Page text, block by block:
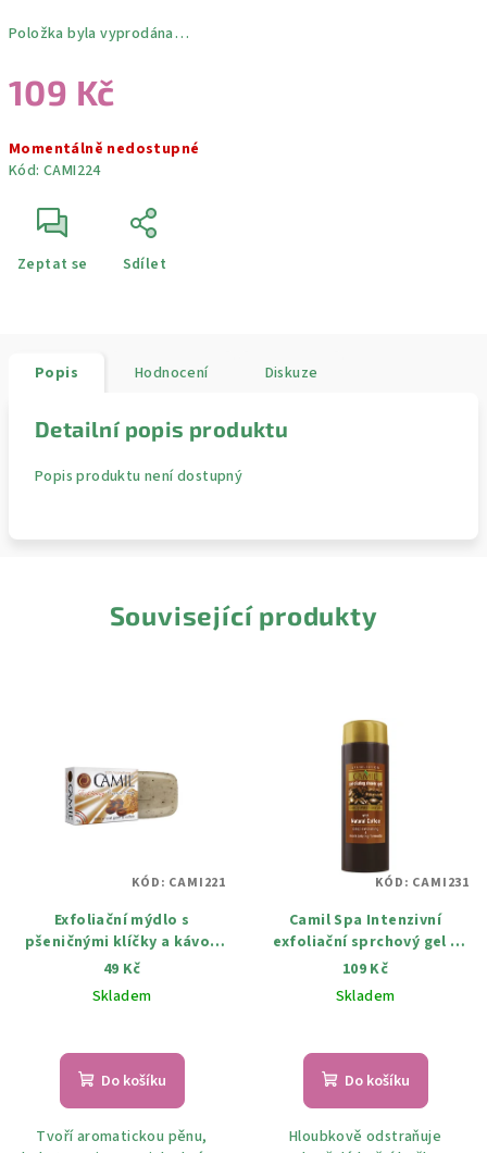
Položka byla vyprodána…
109 Kč
cena:
Momentálně nedostupné
Kód: CAMI224
Zeptat se Sdílet
Popis Hodnocení Diskuze
Detailní popis produktu
Popis produktu není dostupný
Související produkty
Exfoliační mýdlo s
pšeničnými klíčky a kávou
Camil 75 g
49 Kč
Skladem
Do košíku
Tvoří aromatickou pěnu,
KÓD: CAMI221
Camil Spa Intenzivní
exfoliační sprchový gel s
kávou 170 ml
109 Kč
Skladem
Do košíku
Hloubkově odstraňuje
KÓD: CAMI231